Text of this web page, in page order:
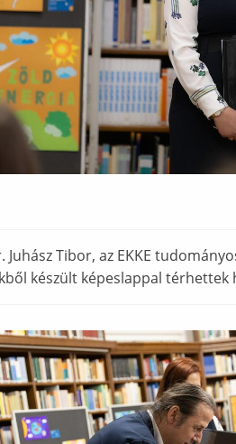
Juhász Tibor, az EKKE
készült képeslappal térhettek
dqd